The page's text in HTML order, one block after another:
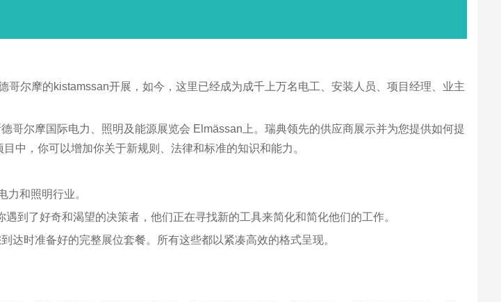
尔摩的kistamssan开展，如今，这里已经成为成千上万名电工、安装人员、项目经理、业主
哥尔摩国际电力、照明及能源展览会 Elmässan上。瑞典领先的供应商展示并为您提供如何提
中，你可以增加你关于新规则、法律和标准的知识和能力。
和照明行业。
到了好奇和渴望的决策者，他们正在寻找新的工具来简化和简化他们的工作。
时准备好的完整展位套餐。所有这些都以紧凑高效的格式呈现。